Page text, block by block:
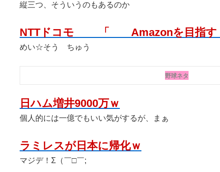
縦三つ、そういうのもあるのか
NTTドコモ 「 Amazonを目
めい☆そう ちゅう
野球ネタ
日ハム増井9000万ｗ
個人的には一億でもいい気がするが、まぁ
ラミレスが日本に帰化ｗ
マジデ！Σ（￣□￣;